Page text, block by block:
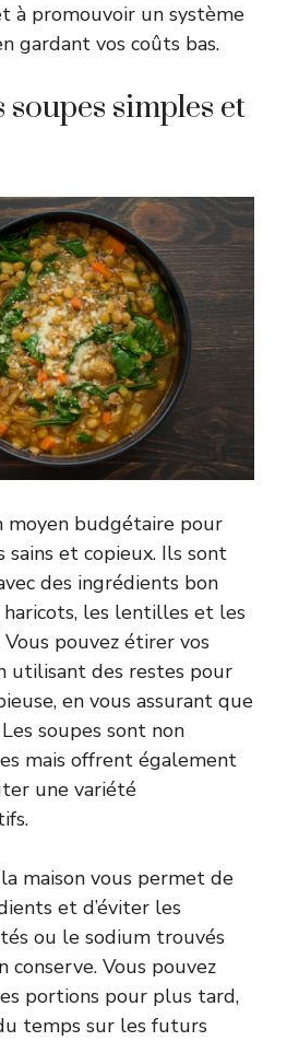
à promouvoir un système
gardant vos coûts bas.
simples et
moyen budgétaire pour
et copieux. Ils sont
des ingrédients bon
haricots, les lentilles et les
pouvez étirer vos
utilisant des restes pour
en vous assurant que
soupes sont non
mais offrent également
une variété
maison vous permet de
et d’éviter les
ou le sodium trouvés
conserve. Vous pouvez
portions pour plus tard,
temps sur les futurs